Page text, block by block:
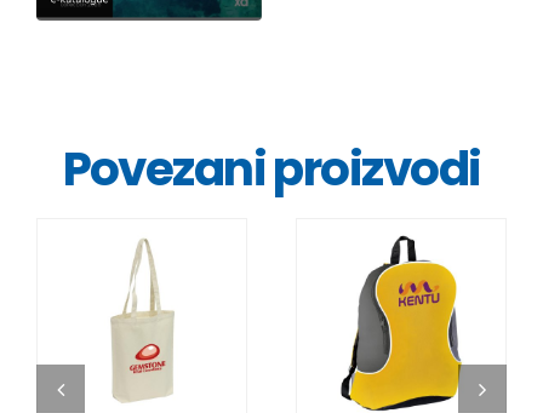
Povezani proizvodi
DETALJI DETALJI